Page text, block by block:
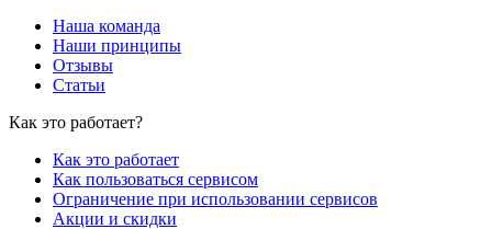
Наша команда
Наши принципы
Отзывы
Статьи
Как это работает?
Как это работает
Как пользоваться сервисом
Ограничение при использовании сервисов
Акции и скидки